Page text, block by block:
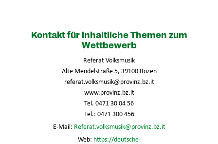
Kontakt für inhaltliche Themen zum
Wettbewerb
Referat Volksmusik
Alte Mendelstraße 5, 39100 Bozen
referat.volksmusik@provinz.bz.it
www.provinz.bz.it
Tel. 0471 30 04 56
Tel.: 0471 300 456
E-Mail: Referat.volksmusik@provinz.bz.it
Web: https://deutsche-